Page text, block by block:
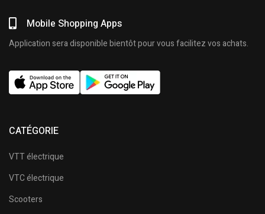
Mobile Shopping Apps
Application sera disponible bientôt pour vous facilitez vos achats.
CATÉGORIE
VTT électrique
VTC électrique
Scooters